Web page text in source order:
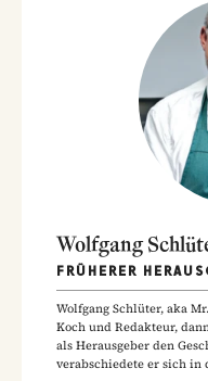
Wolfgang
FRÜHERER
Wolfgang Schlüter, aka
Koch und Redakteur,
als Herausgeber den
verabschiedete er sich in